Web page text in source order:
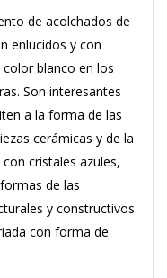
de acolchados de
enlucidos y con
blanco en los
Son interesantes
a la forma de las
cerámicas y de la
cristales azules,
de las
y constructivos
con forma de